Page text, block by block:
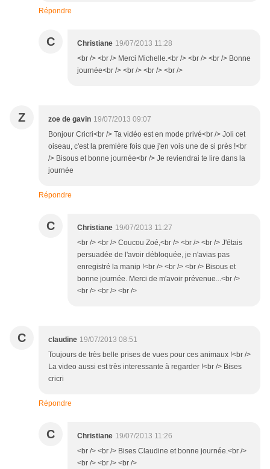
Répondre
C Christiane 19/07/2013 11:28
<br /> <br /> Merci Michelle.<br /> <br /> <br /> Bonne
journée<br /> <br /> <br /> <br />
Z zoe de gavin 19/07/2013 09:07
Bonjour Cricri<br /> Ta vidéo est en mode privé<br /> Joli cet
oiseau, c'est la première fois que j'en vois une de si près !<br
/> Bisous et bonne journée<br /> Je reviendrai te lire dans la
journée
Répondre
C Christiane 19/07/2013 11:27
<br /> <br /> Coucou Zoé,<br /> <br /> <br /> J'étais
persuadée de l'avoir débloquée, je n'avias pas
enregistré la manip !<br /> <br /> <br /> Bisous et
bonne journée. Merci de m'avoir prévenue...<br />
<br /> <br /> <br />
C claudine 19/07/2013 08:51
Toujours de très belle prises de vues pour ces animaux !<br />
La video aussi est très interessante à regarder !<br /> Bises
cricri
Répondre
C Christiane 19/07/2013 11:26
<br /> <br /> Bises Claudine et bonne journée.<br />
<br /> <br /> <br />